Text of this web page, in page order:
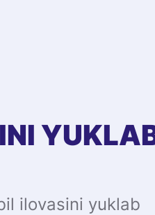
ilovasini yuklab